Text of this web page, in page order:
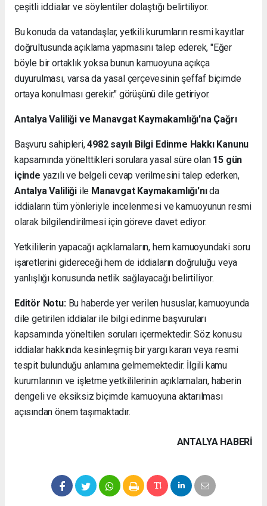
çeşitli iddialar ve söylentiler dolaştığı belirtiliyor.
Bu konuda da vatandaşlar, yetkili kurumların resmi kayıtlar
doğrultusunda açıklama yapmasını talep ederek, "Eğer
böyle bir ortaklık yoksa bunun kamuoyuna açıkça
duyurulması, varsa da yasal çerçevesinin şeffaf biçimde
ortaya konulması gerekir." görüşünü dile getiriyor.
Antalya Valiliği ve Manavgat Kaymakamlığı'na Çağrı
Başvuru sahipleri,4982 sayılı Bilgi Edinme Hakkı Kanunu
kapsamında yönelttikleri sorulara yasal süre olan 15 gün
içinde yazılı ve belgeli cevap verilmesini talep ederken,
Antalya Valiliğiile Manavgat Kaymakamlığı'nıda
iddiaların tüm yönleriyle incelenmesi ve kamuoyunun resmi
olarak bilgilendirilmesi için göreve davet ediyor.
Yetkililerin yapacağı açıklamaların, hem kamuoyundaki soru
işaretlerini gidereceği hem de iddiaların doğruluğu veya
yanlışlığı konusunda netlik sağlayacağı belirtiliyor.
Editör Notu:Bu haberde yer verilen hususlar, kamuoyunda
dile getirilen iddialar ile bilgi edinme başvuruları
kapsamında yöneltilen soruları içermektedir. Söz konusu
iddialar hakkında kesinleşmiş bir yargı kararı veya resmi
tespit bulunduğu anlamına gelmemektedir. İlgili kamu
kurumlarının ve işletme yetkililerinin açıklamaları, haberin
dengeli ve eksiksiz biçimde kamuoyuna aktarılması
açısından önem taşımaktadır.
ANTALYA HABERİ